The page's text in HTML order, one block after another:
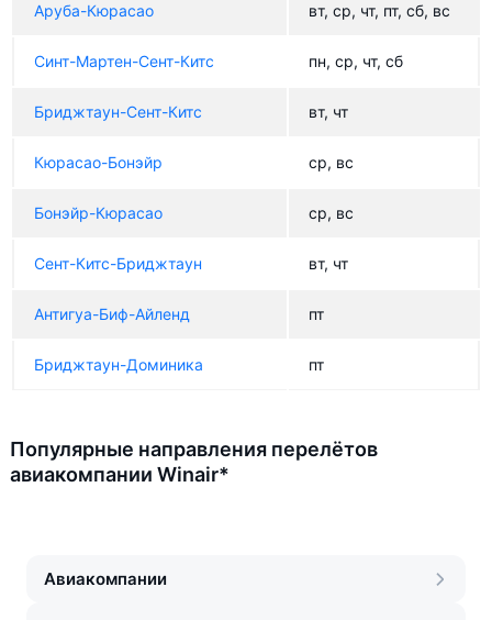
Аруба-Кюрасао вт, ср, чт, пт, сб, вс
Синт-Мартен-Сент-Китс пн, ср, чт, сб
Бриджтаун-Сент-Китс вт, чт
Кюрасао-Бонэйр ср, вс
Бонэйр-Кюрасао ср, вс
Сент-Китс-Бриджтаун вт, чт
Антигуа-Биф-Айленд пт
Бриджтаун-Доминика пт
Популярные направления перелётов
авиакомпании Winair*
Авиакомпании